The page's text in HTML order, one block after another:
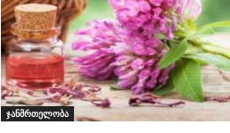
ჯანმრთელობა